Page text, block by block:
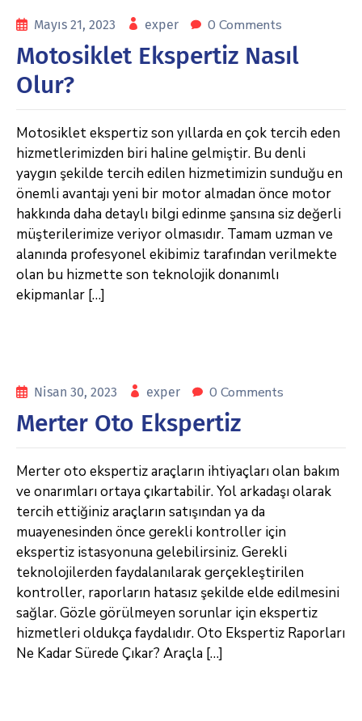
Mayıs 21, 2023 exper 0 Comments
Motosiklet Ekspertiz Nasıl
Olur?
Motosiklet ekspertiz son yıllarda en çok tercih eden
hizmetlerimizden biri haline gelmiştir. Bu denli
yaygın şekilde tercih edilen hizmetimizin sunduğu en
önemli avantajı yeni bir motor almadan önce motor
hakkında daha detaylı bilgi edinme şansına siz değerli
müşterilerimize veriyor olmasıdır. Tamam uzman ve
alanında profesyonel ekibimiz tarafından verilmekte
olan bu hizmette son teknolojik donanımlı
ekipmanlar […]
Nisan 30, 2023 exper 0 Comments
Merter Oto Ekspertiz
Merter oto ekspertiz araçların ihtiyaçları olan bakım
ve onarımları ortaya çıkartabilir. Yol arkadaşı olarak
tercih ettiğiniz araçların satışından ya da
muayenesinden önce gerekli kontroller için
ekspertiz istasyonuna gelebilirsiniz. Gerekli
teknolojilerden faydalanılarak gerçekleştirilen
kontroller, raporların hatasız şekilde elde edilmesini
sağlar. Gözle görülmeyen sorunlar için ekspertiz
hizmetleri oldukça faydalıdır. Oto Ekspertiz Raporları
Ne Kadar Sürede Çıkar? Araçla […]